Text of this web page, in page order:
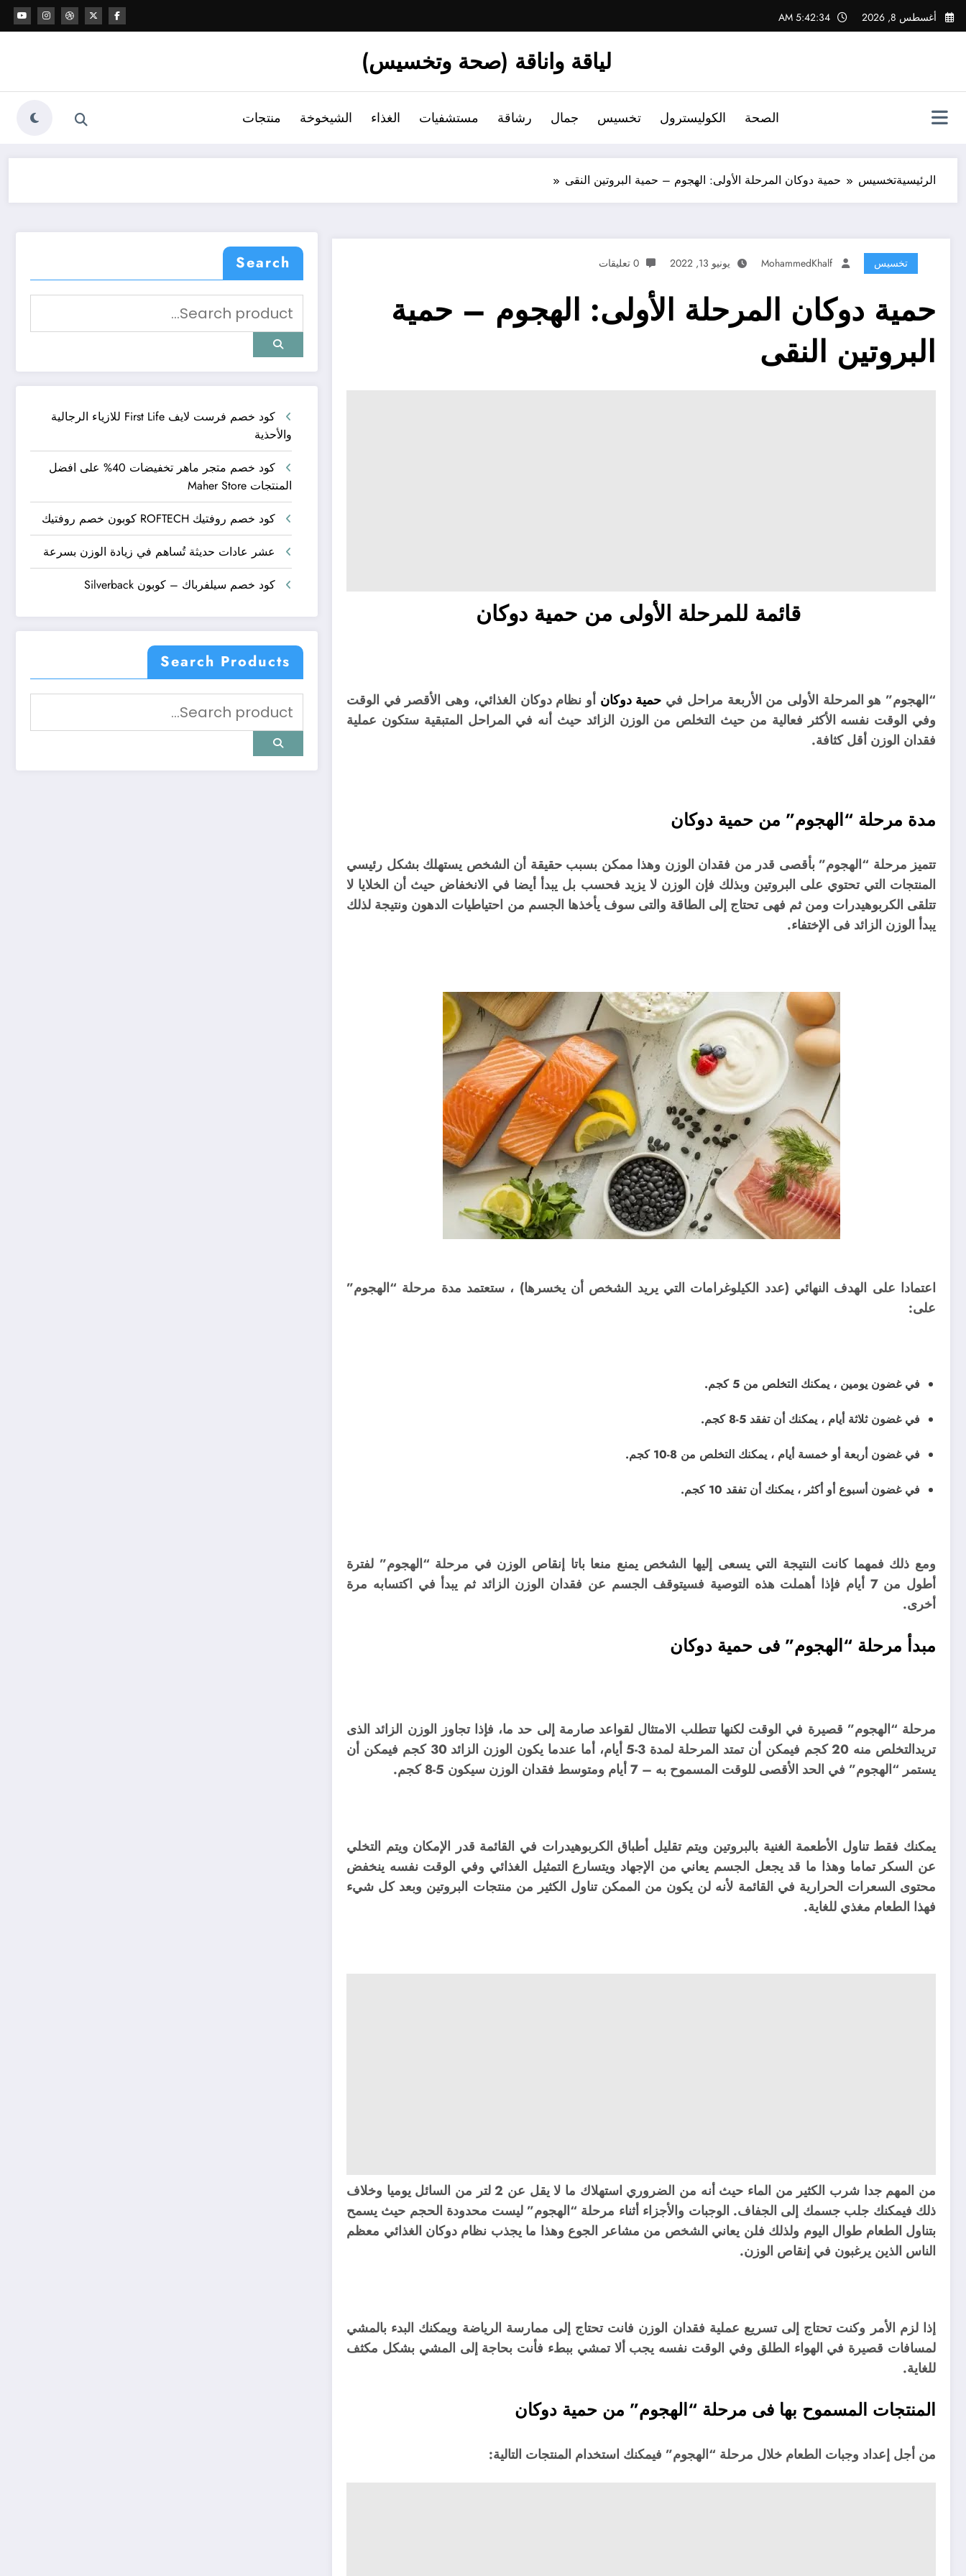
التجاوز
إلى
أغسطس 8, 2026 5:42:34 AM
لياقة واناقة (صحة وتخسيس)
الصحة الكوليسترول تخسيس جمال رشاقة مستشفيات الغذاء الشيخوخة منتجات
الرئيسيةتخسيس حمية دوكان المرحلة الأولى: الهجوم – حمية البروتين النقى
تخسيس MohammedKhalf يونيو 13, 2022 0 تعليقات
حمية دوكان المرحلة الأولى: الهجوم – حمية
البروتين النقى
قائمة للمرحلة الأولى من حمية دوكان
“الهجوم” هو المرحلة الأولى من الأربعة مراحل في حمية دوكان أو نظام دوكان الغذائي، وهى الأقصر في الوقت
وفي الوقت نفسه الأكثر فعالية من حيث التخلص من الوزن الزائد حيث أنه في المراحل المتبقية ستكون عملية
فقدان الوزن أقل كثافة.
مدة مرحلة “الهجوم” من حمية دوكان
تتميز مرحلة “الهجوم” بأقصى قدر من فقدان الوزن وهذا ممكن بسبب حقيقة أن الشخص يستهلك بشكل رئيسي
المنتجات التي تحتوي على البروتين وبذلك فإن الوزن لا يزيد فحسب بل يبدأ أيضا في الانخفاض حيث أن الخلايا لا
تتلقى الكربوهيدرات ومن ثم فهى تحتاج إلى الطاقة والتى سوف يأخذها الجسم من احتياطيات الدهون ونتيجة لذلك
يبدأ الوزن الزائد فى الإختفاء.
اعتمادا على الهدف النهائي (عدد الكيلوغرامات التي يريد الشخص أن يخسرها) ، ستعتمد مدة مرحلة “الهجوم”
على:
في غضون يومين ، يمكنك التخلص من 5 كجم.
في غضون ثلاثة أيام ، يمكنك أن تفقد 5-8 كجم.
في غضون أربعة أو خمسة أيام ، يمكنك التخلص من 8-10 كجم.
في غضون أسبوع أو أكثر ، يمكنك أن تفقد 10 كجم.
ومع ذلك فمهما كانت النتيجة التي يسعى إليها الشخص يمنع منعا باتا إنقاص الوزن في مرحلة “الهجوم” لفترة
أطول من 7 أيام فإذا أهملت هذه التوصية فسيتوقف الجسم عن فقدان الوزن الزائد ثم يبدأ في اكتسابه مرة
أخرى.
مبدأ مرحلة “الهجوم” فى حمية دوكان
مرحلة “الهجوم” قصيرة في الوقت لكنها تتطلب الامتثال لقواعد صارمة إلى حد ما، فإذا تجاوز الوزن الزائد الذى
تريدالتخلص منه 20 كجم فيمكن أن تمتد المرحلة لمدة 3-5 أيام، أما عندما يكون الوزن الزائد 30 كجم فيمكن أن
يستمر “الهجوم” في الحد الأقصى للوقت المسموح به – 7 أيام ومتوسط فقدان الوزن سيكون 5-8 كجم.
يمكنك فقط تناول الأطعمة الغنية بالبروتين ويتم تقليل أطباق الكربوهيدرات في القائمة قدر الإمكان ويتم التخلي
عن السكر تماما وهذا ما قد يجعل الجسم يعاني من الإجهاد ويتسارع التمثيل الغذائي وفي الوقت نفسه ينخفض
محتوى السعرات الحرارية في القائمة لأنه لن يكون من الممكن تناول الكثير من منتجات البروتين وبعد كل شيء
فهذا الطعام مغذي للغاية.
من المهم جدا شرب الكثير من الماء حيث أنه من الضروري استهلاك ما لا يقل عن 2 لتر من السائل يوميا وخلاف
ذلك فيمكنك جلب جسمك إلى الجفاف. الوجبات والأجزاء أثناء مرحلة “الهجوم” ليست محدودة الحجم حيث يسمح
بتناول الطعام طوال اليوم ولذلك فلن يعاني الشخص من مشاعر الجوع وهذا ما يجذب نظام دوكان الغذائي معظم
الناس الذين يرغبون في إنقاص الوزن.
إذا لزم الأمر وكنت تحتاج إلى تسريع عملية فقدان الوزن فانت تحتاج إلى ممارسة الرياضة ويمكنك البدء بالمشي
لمسافات قصيرة في الهواء الطلق وفي الوقت نفسه يجب ألا تمشي ببطء فأنت بحاجة إلى المشي بشكل مكثف
للغاية.
المنتجات المسموح بها فى مرحلة “الهجوم” من حمية دوكان
من أجل إعداد وجبات الطعام خلال مرحلة “الهجوم” فيمكنك استخدام المنتجات التالية:
Search
كود خصم فرست لايف First Life للازياء الرجالية
والأحذية
كود خصم متجر ماهر تخفيضات 40% على افضل
المنتجات Maher Store
كود خصم روفتيك ROFTECH كوبون خصم روفتيك
عشر عادات حديثة تُساهم في زيادة الوزن بسرعة
كود خصم سيلفرباك – كوبون Silverback
Search Products